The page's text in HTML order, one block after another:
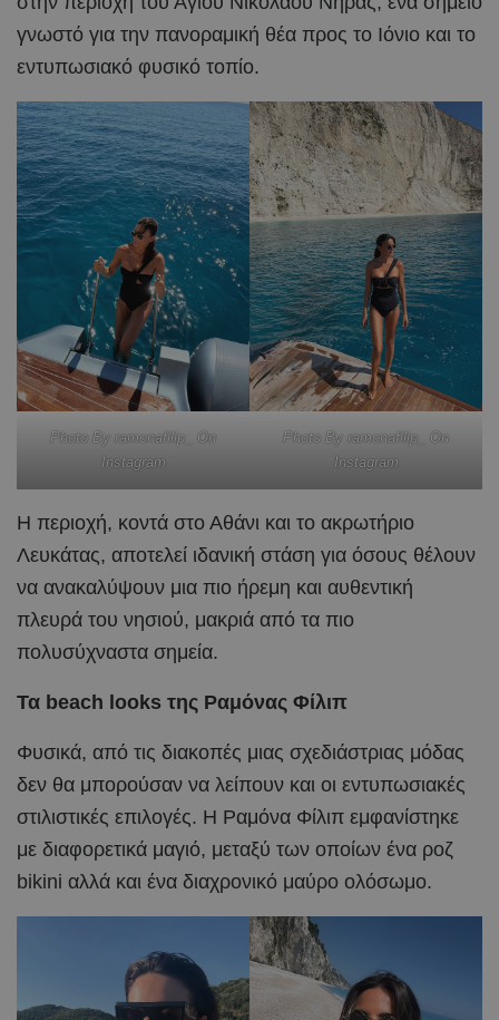
γνωστό για την πανοραμική θέα προς το Ιόνιο και το
εντυπωσιακό φυσικό τοπίο.
Photo By ramonafilip_ On
Instagram
Photo By ramonafilip_ On
Instagram
Η περιοχή, κοντά στο Αθάνι και το ακρωτήριο
Λευκάτας, αποτελεί ιδανική στάση για όσους θέλουν
να ανακαλύψουν μια πιο ήρεμη και αυθεντική
πλευρά του νησιού, μακριά από τα πιο
πολυσύχναστα σημεία.
Τα beach looks της Ραμόνας Φίλιπ
Φυσικά, από τις διακοπές μιας σχεδιάστριας μόδας
δεν θα μπορούσαν να λείπουν και οι εντυπωσιακές
στιλιστικές επιλογές. Η Ραμόνα Φίλιπ εμφανίστηκε
με διαφορετικά μαγιό, μεταξύ των οποίων ένα ροζ
bikini αλλά και ένα διαχρονικό μαύρο ολόσωμο.